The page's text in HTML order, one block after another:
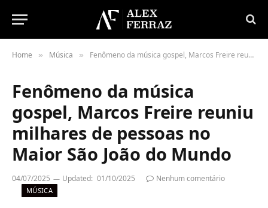
Home » Música » Fenômeno da música gospel, Marcos Freire reuniu milhares de pessoas no Maior São João do Mundo
Fenômeno da música
gospel, Marcos Freire reuniu
milhares de pessoas no
Maior São João do Mundo
04/07/2025 Updated: 01/10/2025 Nenhum comentário
MÚSICA